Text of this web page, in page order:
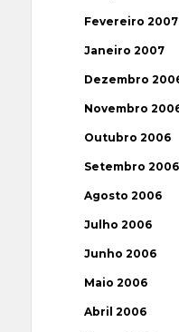
Fevereiro 2007
Janeiro 2007
Dezembro
Novembro
Outubro 2006
Setembro 2006
Agosto 2006
Julho 2006
Junho 2006
Maio 2006
Abril 2006